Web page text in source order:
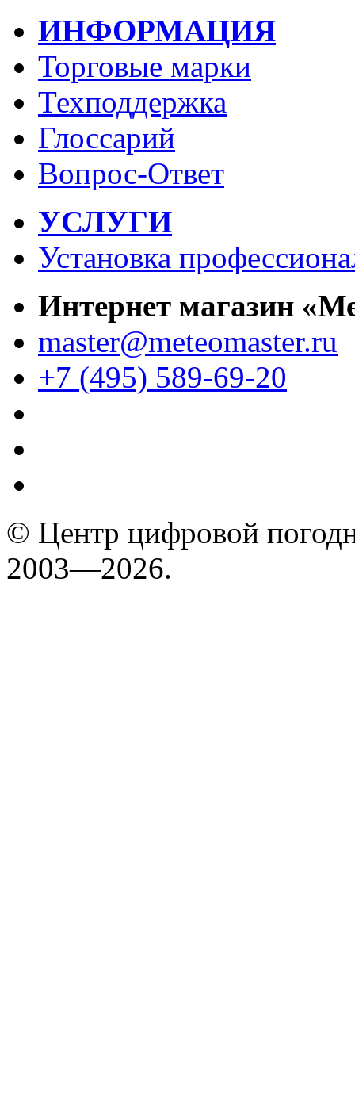
ИНФОРМАЦИЯ
Торговые марки
Техподдержка
Глоссарий
Вопрос-Ответ
УСЛУГИ
Установка
Интернет магазин
master@meteomaster.ru
+7 (495) 589-69-20
© Центр цифровой
2003—2026.